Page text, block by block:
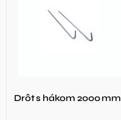
Drôt s hákom 2000 mm